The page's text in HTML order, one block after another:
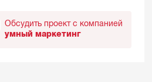
Обсудить проект с компанией
умный маркетинг